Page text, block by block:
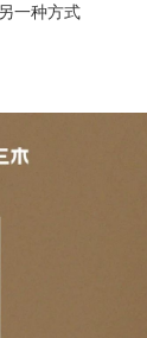
一种方式